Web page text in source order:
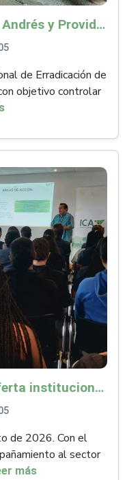
La OMSA reconoció a San Andrés y Providencia como zona libre de Peste Porcina Clásica (PPC)
de Erradicación de
objetivo controlar
ICA Risaralda acercó su oferta institucional a productores y emprendedores en Expocamello
de 2026. Con el
al sector
más